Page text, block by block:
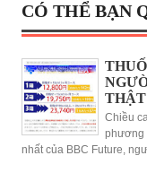
CÓ THỂ BẠN
THẬT
Chiều
phương
nhất của BBC Future,